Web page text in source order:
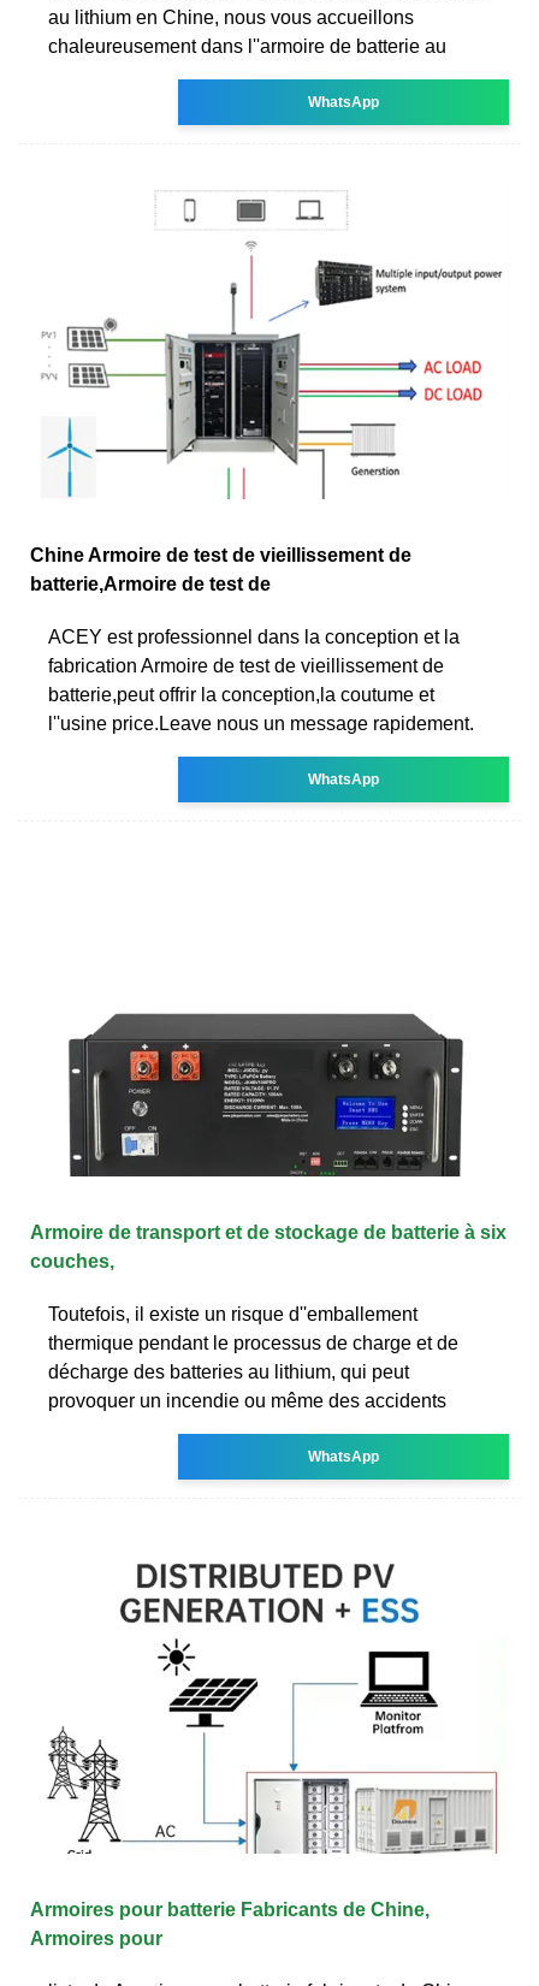
au lithium en Chine, nous vous accueillons
chaleureusement dans l''armoire de batterie au
WhatsApp
Chine Armoire de test de vieillissement de
batterie,Armoire de test de
ACEY est professionnel dans la conception et la
fabrication Armoire de test de vieillissement de
batterie,peut offrir la conception,la coutume et
l''usine price.Leave nous un message rapidement.
WhatsApp
Armoire de transport et de stockage de batterie à six
couches,
Toutefois, il existe un risque d''emballement
thermique pendant le processus de charge et de
décharge des batteries au lithium, qui peut
provoquer un incendie ou même des accidents
WhatsApp
Armoires pour batterie Fabricants de Chine,
Armoires pour